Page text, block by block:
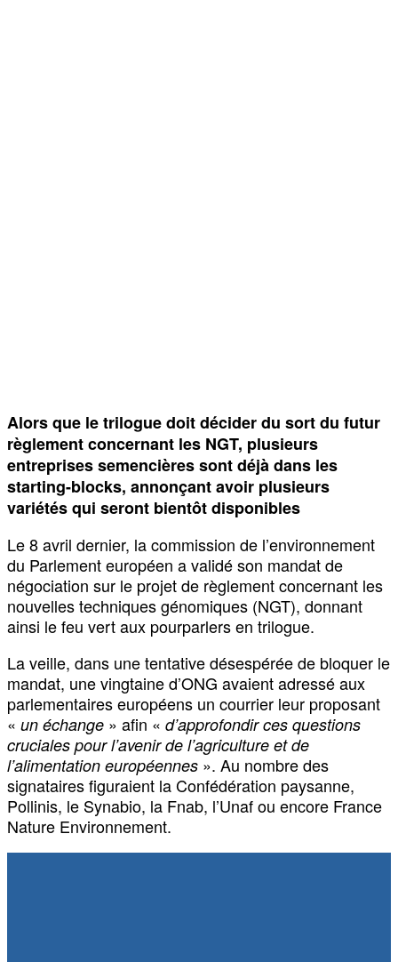
Alors que le trilogue doit décider du sort du futur
règlement concernant les NGT, plusieurs
entreprises semencières sont déjà dans les
starting-blocks, annonçant avoir plusieurs
variétés qui seront bientôt disponibles
Le 8 avril dernier, la commission de l’environnement
du Parlement européen a validé son mandat de
négociation sur le projet de règlement concernant les
nouvelles techniques génomiques (NGT), donnant
ainsi le feu vert aux pourparlers en trilogue.
La veille, dans une tentative désespérée de bloquer le
mandat, une vingtaine d’ONG avaient adressé aux
parlementaires européens un courrier leur proposant
« un échange » afin « d’approfondir ces questions
cruciales pour l’avenir de l’agriculture et de
l’alimentation européennes ». Au nombre des
signataires figuraient la Confédération paysanne,
Pollinis, le Synabio, la Fnab, l’Unaf ou encore France
Nature Environnement.